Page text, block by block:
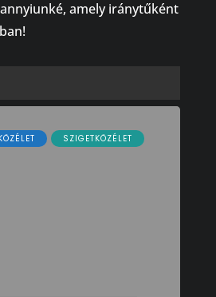
amely iránytűként
SZIGETKÖZÉLET